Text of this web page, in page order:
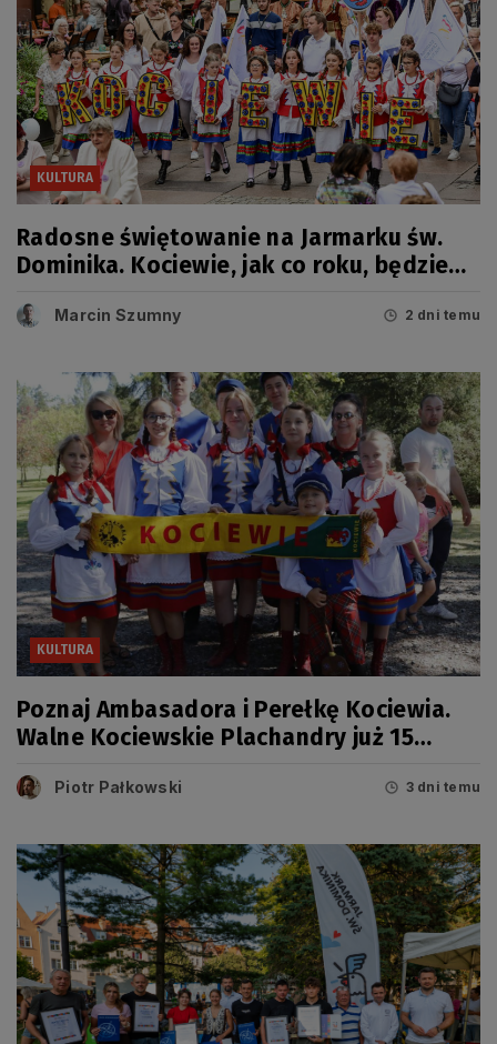
KULTURA
Radosne świętowanie na Jarmarku św.
Dominika. Kociewie, jak co roku, będzie
Marcin Szumny 2 dni temu
KULTURA
Poznaj Ambasadora i Perełkę Kociewia.
Walne Kociewskie Plachandry już 15
Piotr Pałkowski 3 dni temu